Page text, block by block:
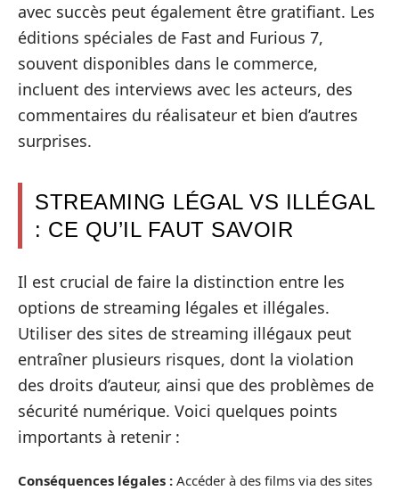
avec succès peut également être gratifiant. Les
éditions spéciales de Fast and Furious 7,
souvent disponibles dans le commerce,
incluent des interviews avec les acteurs, des
commentaires du réalisateur et bien d’autres
surprises.
STREAMING LÉGAL VS ILLÉGAL
: CE QU’IL FAUT SAVOIR
Il est crucial de faire la distinction entre les
options de streaming légales et illégales.
Utiliser des sites de streaming illégaux peut
entraîner plusieurs risques, dont la violation
des droits d’auteur, ainsi que des problèmes de
sécurité numérique. Voici quelques points
importants à retenir :
Conséquences légales : Accéder à des films via des sites